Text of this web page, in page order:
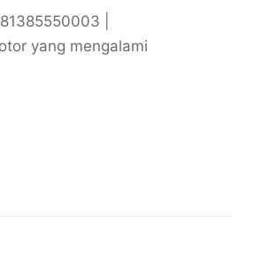
|
yang mengalami